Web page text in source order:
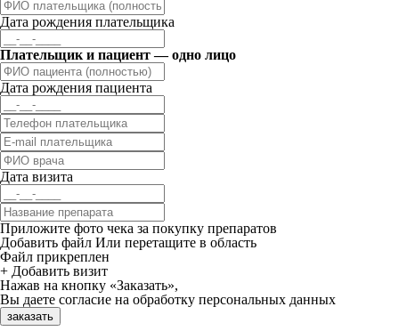
Дата рождения плательщика
Плательщик и пациент — одно лицо
Дата рождения пациента
Дата визита
Приложите фото чека за покупку препаратов
Добавить файл Или перетащите в область
Файл прикреплен
+ Добавить визит
Нажав на кнопку «Заказать»,
Вы даете согласие на обработку персональных данных
заказать